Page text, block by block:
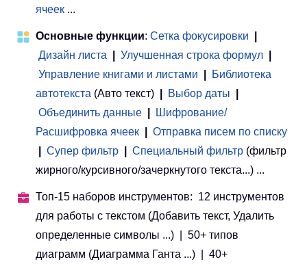
ячеек ...
Основные функции: Сетка фокусировки
Дизайн листа
Улучшенная строка формул
Управление книгами и листами
Библиотека
автотекста (Авто текст) Выбор даты
Объединить данные
Шифрование/
Расшифровка ячеек
Отправка писем по списку
Супер фильтр Специальный фильтр (фильтр
жирного/курсивного/зачеркнутого текста...) ...
Топ-15 наборов инструментов: 12 инструментов
для работы с текстом (Добавить текст, Удалить
определенные символы ...) | 50+ типов
диаграмм (Диаграмма Ганта ...) | 40+